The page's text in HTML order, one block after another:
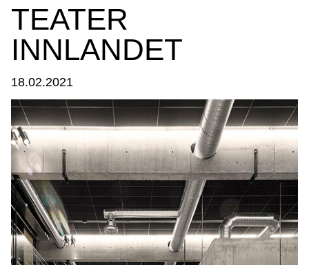
TEATER
INNLANDET
18.02.2021